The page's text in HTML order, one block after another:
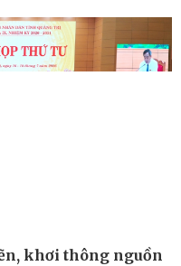
phụ khoa
khơi thông nguồn